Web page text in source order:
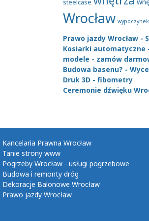
steelcase
Wrocław wypoczynek
Prawo jazdy Wrocław -
Kosiarki automatyczne
modele - zamów
Budowa basenu? -
Druk 3D - fibometry
Ceremonie dźwięku
Kancelaria Prawna Wrocław
Tanie strony www
Pogrzeby Wrocław - usługi pogrzebowe
Budowa i remonty dróg
Dekoracje Balonowe Wrocław
Prawo jazdy Wrocław